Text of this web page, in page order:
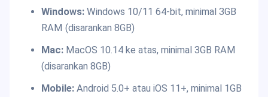
Windows:Windows 10/11 64-bit, minimal 3GB
RAM (disarankan 8GB)
Mac:MacOS 10.14 ke atas, minimal 3GB RAM
(disarankan 8GB)
Mobile:Android 5.0+ atau iOS 11+, minimal 1GB